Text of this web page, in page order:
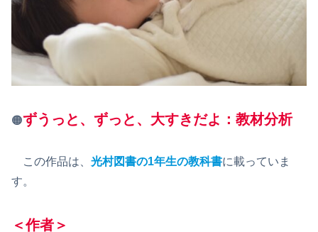
🟠ずうっと、ずっと、大すきだよ：教材分析
この作品は、 光村図書の1年生の教科書に載っていま
す。
＜作者＞